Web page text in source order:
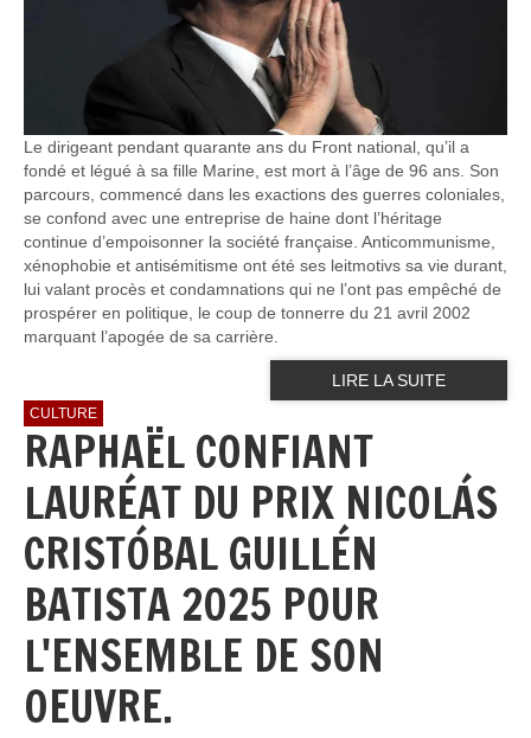
Le dirigeant pendant quarante ans du Front national, qu’il a
fondé et légué à sa fille Marine, est mort à l’âge de 96 ans. Son
parcours, commencé dans les exactions des guerres coloniales,
se confond avec une entreprise de haine dont l’héritage
continue d’empoisonner la société française. Anticommunisme,
xénophobie et antisémitisme ont été ses leitmotivs sa vie durant,
lui valant procès et condamnations qui ne l’ont pas empêché de
prospérer en politique, le coup de tonnerre du 21 avril 2002
marquant l’apogée de sa carrière.
LIRE LA SUITE
CULTURE
RAPHAËL CONFIANT
LAURÉAT DU PRIX NICOLÁS
CRISTÓBAL GUILLÉN
BATISTA 2025 POUR
L'ENSEMBLE DE SON
OEUVRE.